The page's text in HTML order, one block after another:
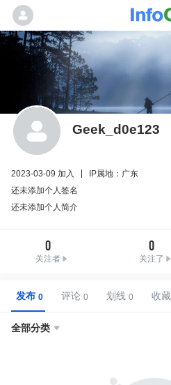
Geek_d0e123
2023-03-09 加入
IP属地：广东
还未添加个人签名
还未添加个人简介
0
关注者
0
关注了
发布 评论 划线 收藏
全部分类 